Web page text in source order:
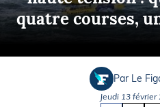
quatre courses,
Par Le
Jeudi 13 février